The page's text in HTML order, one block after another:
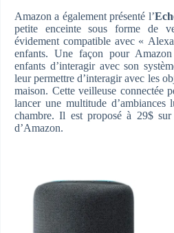
Amazon a également présenté l’
petite enceinte sous forme de
évidement compatible avec «
enfants. Une façon pour
enfants d’interagir avec son
leur permettre d’interagir avec les
maison. Cette veilleuse connectée
lancer une multitude d’ambiances
chambre. Il est proposé à 29$
d’Amazon.